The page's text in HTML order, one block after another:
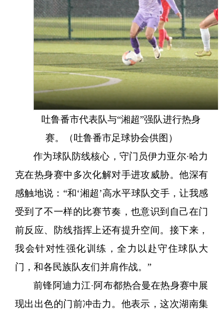
吐鲁番市代表队与“湘超”强队进行热身
赛。（吐鲁番市足球协会供图）
作为球队防线核心，守门员伊力亚尔·哈力
克在热身赛中多次化解对手进攻威胁。他深有
感触地说：“和‘湘超’高水平球队交手，让我感
受到了不一样的比赛节奏，也意识到自己在门
前反应、防线指挥上还有提升空间。接下来，
我会针对性强化训练，全力以赴守住球队大
门，和各民族队友们并肩作战。”
前锋阿迪力江·阿布都热合曼在热身赛中展
现出出色的门前冲击力。他表示，这次湖南集